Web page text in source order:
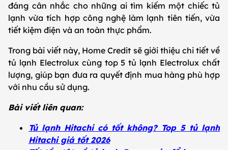
đáng cân nhắc cho những ai tìm kiếm một chiếc tủ
lạnh vừa tích hợp công nghệ làm lạnh tiên tiến, vừa
tiết kiệm điện và an toàn thực phẩm.
Trong bài viết này, Home Credit sẽ giới thiệu chi tiết về
tủ lạnh Electrolux cùng top 5 tủ lạnh Electrolux chất
lượng, giúp bạn đưa ra quyết định mua hàng phù hợp
với nhu cầu sử dụng.
Bài viết liên quan:
Tủ lạnh Hitachi có tốt không? Top 5 tủ lạnh
Hitachi giá tốt 2026